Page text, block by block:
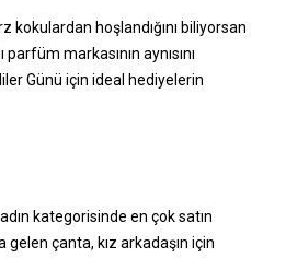
kokulardan hoşlandığını biliyorsan
markasının aynısını
Günü için ideal hediyelerin
kategorisinde en çok satın
gelen çanta, kız arkadaşın için